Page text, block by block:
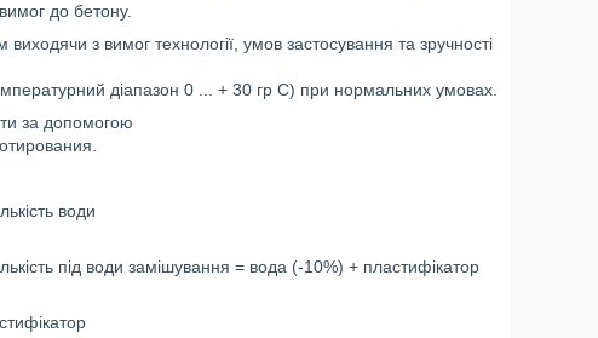
до бетону.
з вимог технології, умов застосування та зручності
діапазон 0 ... + 30 гр С) при нормальних умовах.
за допомогою
води
під води замішування = вода (-10%) + пластифікатор